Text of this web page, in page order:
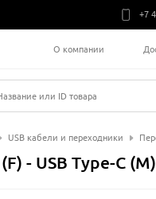
+7
О компании
или ID товара
USB кабели и переходники
- USB Type-C